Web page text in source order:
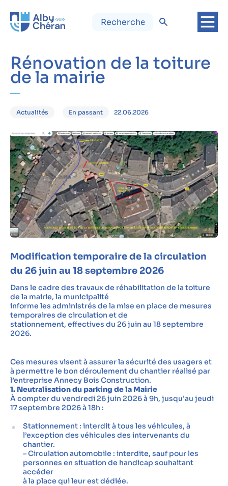
Rénovation de la toiture
de la mairie
Actualités En passant 22.06.2026
Modification temporaire de la circulation
du 26 juin au 18 septembre 2026
Dans le cadre des travaux de réhabilitation de la toiture
de la mairie, la municipalité
informe les administrés de la mise en place de mesures
temporaires de circulation et de
stationnement, effectives du 26 juin au 18 septembre
2026.
Ces mesures visent à assurer la sécurité des usagers et
à permettre le bon déroulement du chantier réalisé par
l’entreprise Annecy Bois Construction.
1. Neutralisation du parking de la Mairie
À compter du vendredi 26 juin 2026 à 9h, jusqu’au jeudi
17 septembre 2026 à 18h :
Stationnement : interdit à tous les véhicules, à
l’exception des véhicules des intervenants du
chantier.
– Circulation automobile : interdite, sauf pour les
personnes en situation de handicap souhaitant
accéder
à la place qui leur est dédiée.